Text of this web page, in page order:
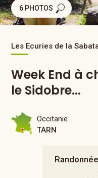
6 PHOTOS
Les Ecuries de la
Week End à
le Sidobre...
Occitanie
TARN